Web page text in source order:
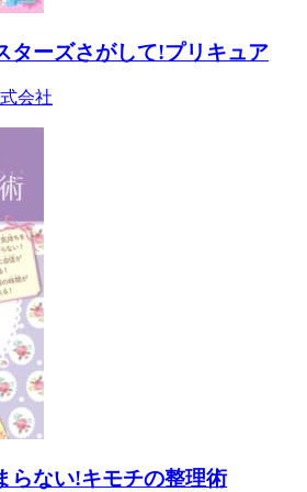
ターズさがして!プリキュア
会社
らない!キモチの整理術